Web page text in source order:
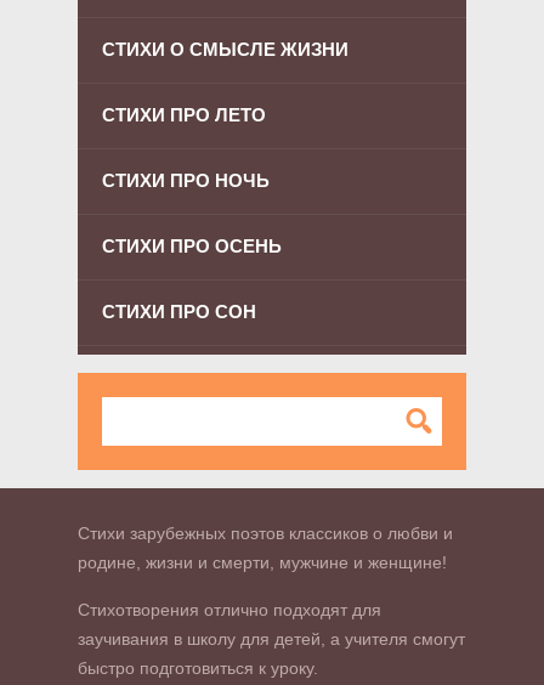
СТИХИ О СМЫСЛЕ ЖИЗНИ
СТИХИ ПРО ЛЕТО
СТИХИ ПРО НОЧЬ
СТИХИ ПРО ОСЕНЬ
СТИХИ ПРО СОН
Стихи зарубежных поэтов классиков о любви и
родине, жизни и смерти, мужчине и женщине!
Стихотворения отлично подходят для
заучивания в школу для детей, а учителя смогут
быстро подготовиться к уроку.